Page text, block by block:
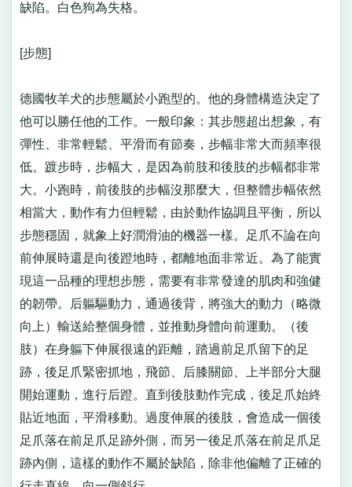
缺陷。白色狗為失格。
[步態]
德國牧羊犬的步態屬於小跑型的。他的身體構造決定了
他可以勝任他的工作。一般印象：其步態超出想象，有
彈性、非常輕鬆、平滑而有節奏，步幅非常大而頻率很
低。踱步時，步幅大，是因為前肢和後肢的步幅都非常
大。小跑時，前後肢的步幅沒那麼大，但整體步幅依然
相當大，動作有力但輕鬆，由於動作協調且平衡，所以
步態穩固，就象上好潤滑油的機器一樣。足爪不論在向
前伸展時還是向後蹬地時，都離地面非常近。為了能實
現這一品種的理想步態，需要有非常發達的肌肉和強健
的韌帶。后軀驅動力，通過後背，將強大的動力（略微
向上）輸送給整個身體，並推動身體向前運動。（後
肢）在身軀下伸展很遠的距離，踏過前足爪留下的足
跡，後足爪緊密抓地，飛節、后膝關節、上半部分大腿
開始運動，進行后蹬。直到後肢動作完成，後足爪始終
貼近地面，平滑移動。過度伸展的後肢，會造成一個後
足爪落在前足爪足跡外側，而另一後足爪落在前足爪足
跡內側，這樣的動作不屬於缺陷，除非他偏離了正確的